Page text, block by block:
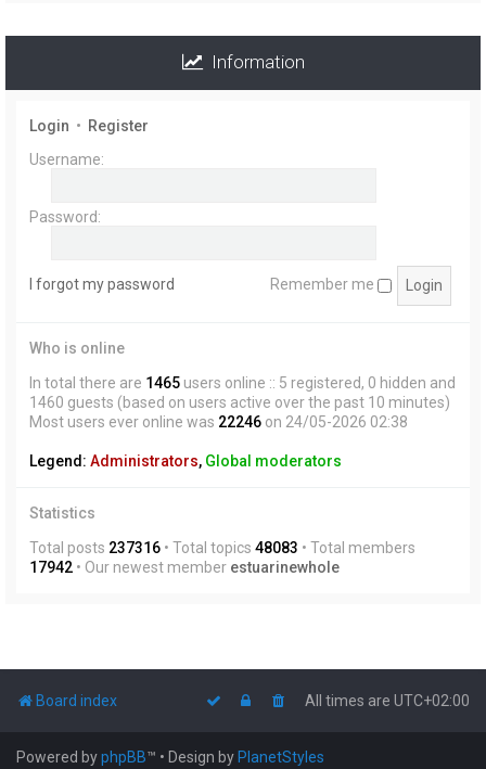
Information
Login • Register
Username:
Password:
I forgot my password Remember me
Who is online
In total there are 1465 users online :: 5 registered, 0 hidden and
1460 guests (based on users active over the past 10 minutes)
Most users ever online was 22246 on 24/05-2026 02:38
Legend: Administrators, Global moderators
Statistics
Total posts 237316 • Total topics 48083 • Total members
17942 • Our newest member estuarinewhole
Board index All times are UTC+02:00
Powered byphpBB™ • Design by PlanetStyles